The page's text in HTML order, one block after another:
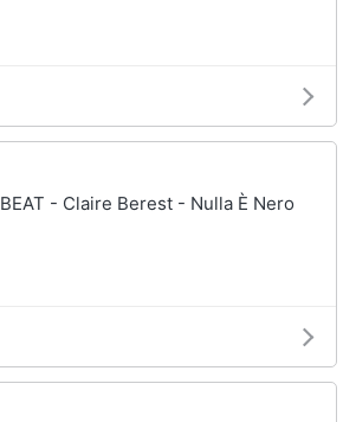
BEAT - Claire Berest - Nulla È Nero